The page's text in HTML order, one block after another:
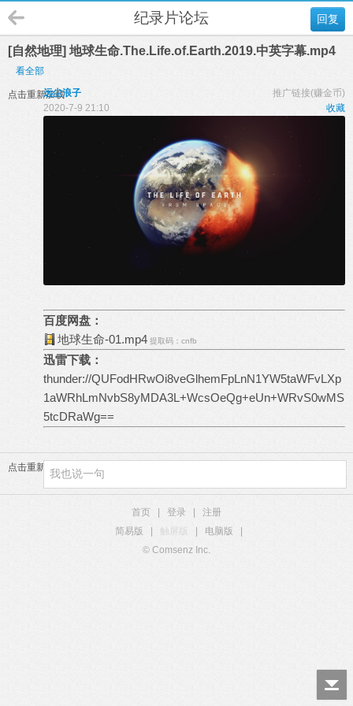
回复
纪录片论坛
[自然地理] 地球生命.The.Life.of.Earth.2019.中英字幕.mp4
看全部
点击重新加载 推广链接(赚金币)
远尘浪子
收藏
2020-7-9 21:10
百度网盘：
地球生命-01.mp4 提取码：cnfb
迅雷下载：
thunder://QUFodHRwOi8veGlhemFpLnN1YW5taWFvLXp
1aWRhLmNvbS8yMDA3L+WcsOeQg+eUn+WRvS0wMS
5tcDRaWg==
点击重新加载
首页 登录
注册
简易版
触屏版 电脑版
© Comsenz Inc.